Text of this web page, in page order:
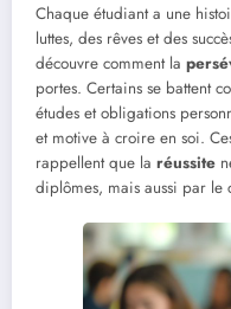
Chaque étudiant a une
luttes, des rêves et des
découvre comment la
portes. Certains se battent
études et obligations
et motive à croire en soi.
rappellent que la réussite
diplômes, mais aussi par le